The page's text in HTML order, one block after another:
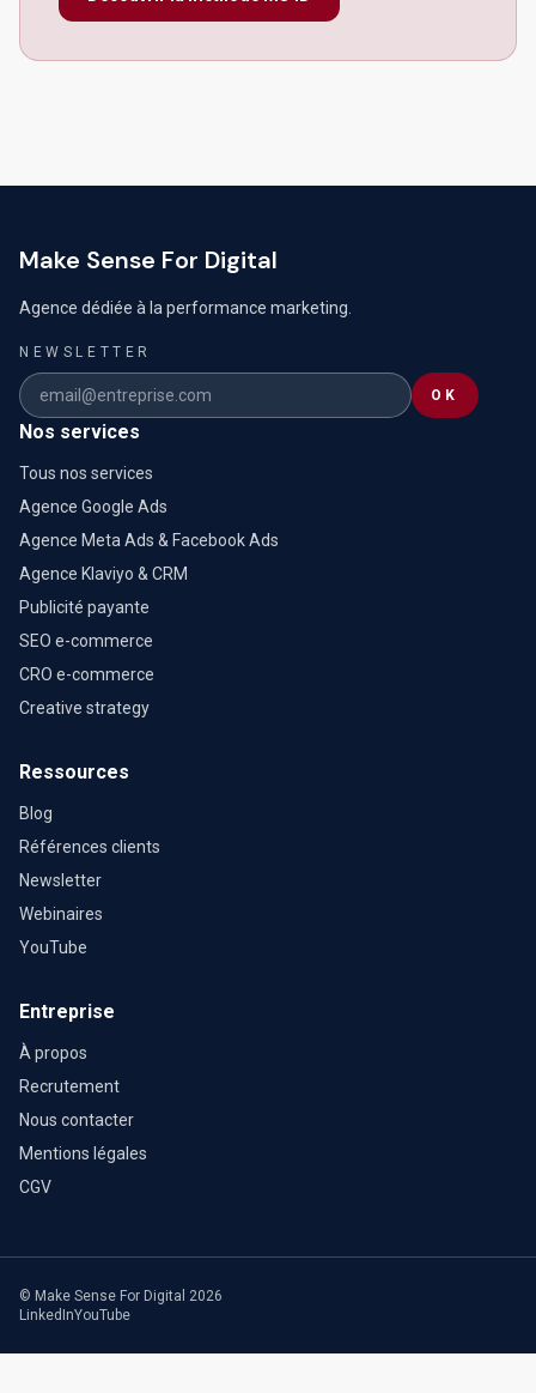
Make Sense For Digital
Agence dédiée à la performance marketing.
NEWSLETTER
OK
Nos services
Tous nos services
Agence Google Ads
Agence Meta Ads & Facebook Ads
Agence Klaviyo & CRM
Publicité payante
SEO e-commerce
CRO e-commerce
Creative strategy
Ressources
Blog
Références clients
Newsletter
Webinaires
YouTube
Entreprise
À propos
Recrutement
Nous contacter
Mentions légales
CGV
© Make Sense For Digital 2026
LinkedInYouTube